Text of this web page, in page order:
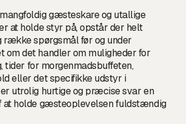
gæsteskare og utallige
at holde styr på, opstår der helt
række spørgsmål før og under
om det handler om muligheder for
tider for morgenmadsbuffeten,
eller det specifikke udstyr i
utrolig hurtige og præcise svar en
at holde gæsteoplevelsen fuldstændig